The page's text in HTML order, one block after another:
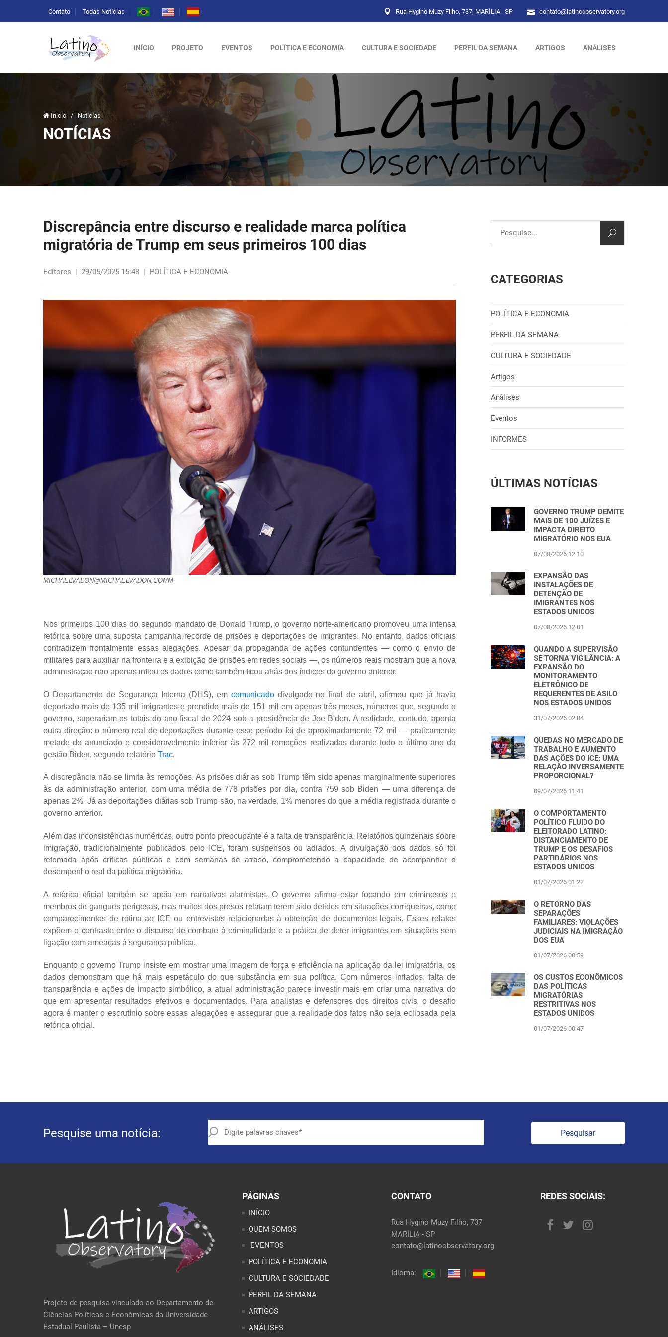
Contato Todas Notícias Rua Hygino Muzy Filho, 737, MARÍLIA - SP contato@latinoobservatory.org
INÍCIO PROJETO EVENTOS POLÍTICA E ECONOMIA CULTURA E SOCIEDADE PERFIL DA SEMANA ARTIGOS ANÁLISES
Início / Notícias
NOTÍCIAS
Discrepância entre discurso e realidade marca política
migratória de Trump em seus primeiros 100 dias
Editores | 29/05/2025 15:48 | POLÍTICA E ECONOMIA
MICHAELVADON@MICHAELVADON.COMM
Nos primeiros 100 dias do segundo mandato de Donald Trump, o governo norte-americano promoveu uma intensa
retórica sobre uma suposta campanha recorde de prisões e deportações de imigrantes. No entanto, dados oficiais
contradizem frontalmente essas alegações. Apesar da propaganda de ações contundentes — como o envio de
militares para auxiliar na fronteira e a exibição de prisões em redes sociais —, os números reais mostram que a nova
administração não apenas inflou os dados como também ficou atrás dos índices do governo anterior.
O Departamento de Segurança Interna (DHS), em comunicadodivulgado no final de abril, afirmou que já havia
deportado mais de 135 mil imigrantes e prendido mais de 151 mil em apenas três meses, números que, segundo o
governo, superariam os totais do ano fiscal de 2024 sob a presidência de Joe Biden. A realidade, contudo, aponta
outra direção: o número real de deportações durante esse período foi de aproximadamente 72 mil — praticamente
metade do anunciado e consideravelmente inferior às 272 mil remoções realizadas durante todo o último ano da
gestão Biden, segundo relatório Trac.
A discrepância não se limita às remoções. As prisões diárias sob Trump têm sido apenas marginalmente superiores
às da administração anterior, com uma média de 778 prisões por dia, contra 759 sob Biden — uma diferença de
apenas 2%. Já as deportações diárias sob Trump são, na verdade, 1% menores do que a média registrada durante o
governo anterior.
Além das inconsistências numéricas, outro ponto preocupante é a falta de transparência. Relatórios quinzenais sobre
imigração, tradicionalmente publicados pelo ICE, foram suspensos ou adiados. A divulgação dos dados só foi
retomada após críticas públicas e com semanas de atraso, comprometendo a capacidade de acompanhar o
desempenho real da política migratória.
A retórica oficial também se apoia em narrativas alarmistas. O governo afirma estar focando em criminosos e
membros de gangues perigosas, mas muitos dos presos relatam terem sido detidos em situações corriqueiras, como
comparecimentos de rotina ao ICE ou entrevistas relacionadas à obtenção de documentos legais. Esses relatos
expõem o contraste entre o discurso de combate à criminalidade e a prática de deter imigrantes em situações sem
ligação com ameaças à segurança pública.
Enquanto o governo Trump insiste em mostrar uma imagem de força e eficiência na aplicação da lei imigratória, os
dados demonstram que há mais espetáculo do que substância em sua política. Com números inflados, falta de
transparência e ações de impacto simbólico, a atual administração parece investir mais em criar uma narrativa do
que em apresentar resultados efetivos e documentados. Para analistas e defensores dos direitos civis, o desafio
agora é manter o escrutínio sobre essas alegações e assegurar que a realidade dos fatos não seja eclipsada pela
retórica oficial.
CATEGORIAS
POLÍTICA E ECONOMIA
PERFIL DA SEMANA
CULTURA E SOCIEDADE
Artigos
Análises
Eventos
INFORMES
ÚLTIMAS NOTÍCIAS
GOVERNO TRUMP DEMITE
MAIS DE 100 JUÍZES E
IMPACTA DIREITO
MIGRATÓRIO NOS EUA
07/08/2026 12:10
EXPANSÃO DAS
INSTALAÇÕES DE
DETENÇÃO DE
IMIGRANTES NOS
ESTADOS UNIDOS
07/08/2026 12:01
QUANDO A SUPERVISÃO
SE TORNA VIGILÂNCIA: A
EXPANSÃO DO
MONITORAMENTO
ELETRÔNICO DE
REQUERENTES DE ASILO
NOS ESTADOS UNIDOS
31/07/2026 02:04
QUEDAS NO MERCADO DE
TRABALHO E AUMENTO
DAS AÇÕES DO ICE: UMA
RELAÇÃO INVERSAMENTE
PROPORCIONAL?
09/07/2026 11:41
O COMPORTAMENTO
POLÍTICO FLUIDO DO
ELEITORADO LATINO:
DISTANCIAMENTO DE
TRUMP E OS DESAFIOS
PARTIDÁRIOS NOS
ESTADOS UNIDOS
01/07/2026 01:22
O RETORNO DAS
SEPARAÇÕES
FAMILIARES: VIOLAÇÕES
JUDICIAIS NA IMIGRAÇÃO
DOS EUA
01/07/2026 00:59
OS CUSTOS ECONÔMICOS
DAS POLÍTICAS
MIGRATÓRIAS
RESTRITIVAS NOS
ESTADOS UNIDOS
01/07/2026 00:47
Pesquise uma notícia: Pesquisar
Projeto de pesquisa vinculado ao Departamento de
Ciências Políticas e Econômicas da Universidade
Estadual Paulista – Unesp
PÁGINAS
INÍCIO
QUEM SOMOS
EVENTOS
POLÍTICA E ECONOMIA
CULTURA E SOCIEDADE
PERFIL DA SEMANA
ARTIGOS
ANÁLISES
CONTATO
Rua Hygino Muzy Filho, 737
MARÍLIA - SP
contato@latinoobservatory.org
Idioma:
REDES SOCIAIS: